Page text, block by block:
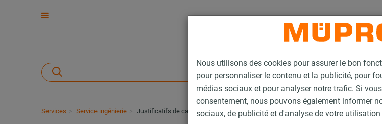
Nous utilisons des cookies pour assurer le bon
pour personnaliser le contenu et la publicité, pour
médias sociaux et pour analyser notre trafic. Si
consentement, nous pouvons également informer
sociaux, de publicité et d'analyse de votre utilisation
Services Service ingénierie Justificatifs de calcul